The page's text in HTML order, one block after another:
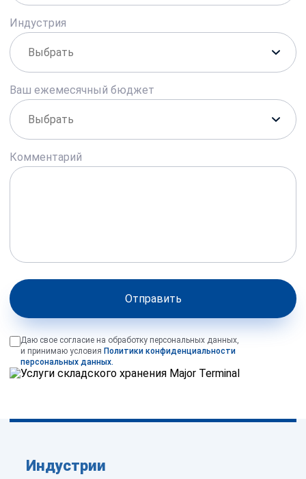
Индустрия
Ваш ежемесячный бюджет
Комментарий
Отправить
Даю свое согласие на обработку персональных данных,
и принимаю условия Политики конфиденциальности
персональных данных.
Индустрии